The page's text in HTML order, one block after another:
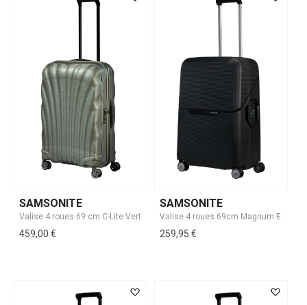
SAMSONITE
459,00 €
SAMSONITE
259,95 €